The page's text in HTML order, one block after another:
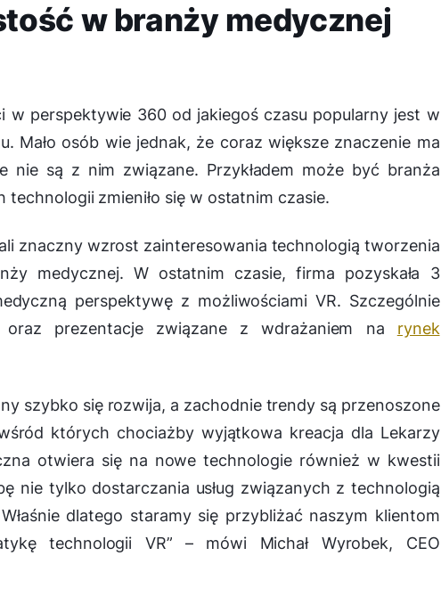
w branży medycznej
w perspektywie 360 od jakiegoś czasu popularny jest w
Mało osób wie jednak, że coraz większe znaczenie ma
są z nim związane. Przykładem może być branża
zmieniło się w ostatnim czasie.
znaczny wzrost zainteresowania technologią tworzenia
medycznej. W ostatnim czasie, firma pozyskała 3
perspektywę z możliwościami VR. Szczególnie
oraz prezentacje związane z wdrażaniem na rynek
szybko się rozwija, a zachodnie trendy są przenoszone
których chociażby wyjątkowa kreacja dla Lekarzy
otwiera się na nowe technologie również w kwestii
nie tylko dostarczania usług związanych z technologią
dlatego staramy się przybliżać naszym klientom
technologii VR” – mówi Michał Wyrobek, CEO